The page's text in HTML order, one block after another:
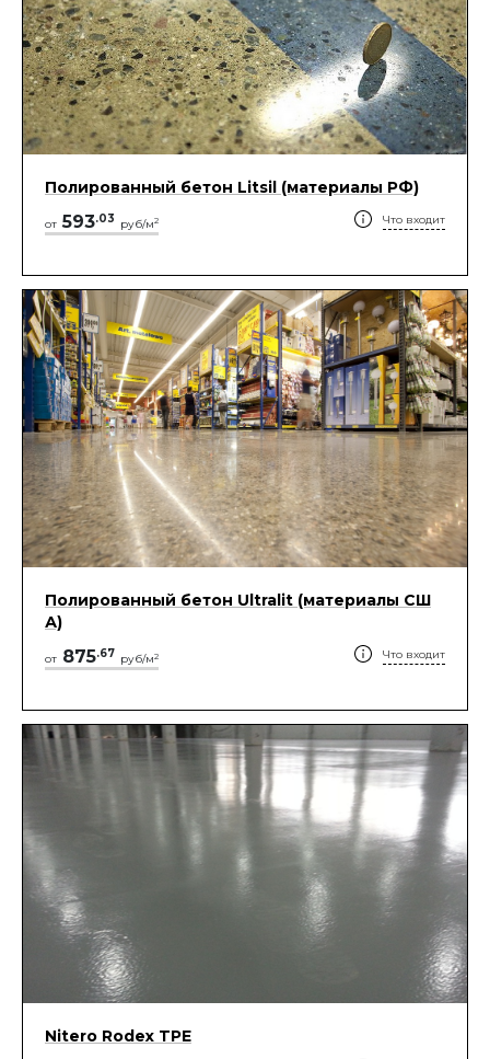
Полированный бетон Litsil (материалы РФ)
от 593.03 руб/м2 Что входит
Полированный бетон Ultralit (материалы СШ
А)
от 875.67 руб/м2 Что входит
Nitero Rodex TPE